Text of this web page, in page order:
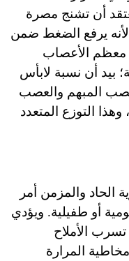
أن تشنج مصرة
يرفع الضغط ضمن
معظم الأعصاب
بيد أن نسبة لابأس
المبهم والعصب
وهذا التوزع المتعدد
الحاد والمزمن أمر
أو طفيلية. ويؤدي
تسرب الأملاح
المرارة